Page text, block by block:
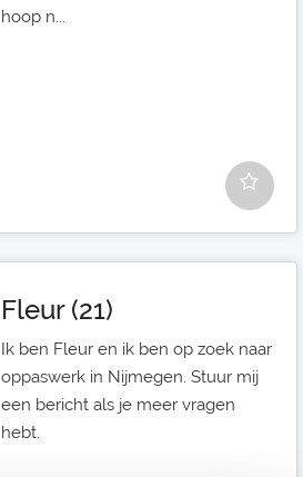
hoop n...
Fleur (21)
Ik ben Fleur en ik ben op zoek naar
oppaswerk in Nijmegen. Stuur mij
een bericht als je meer vragen
hebt.